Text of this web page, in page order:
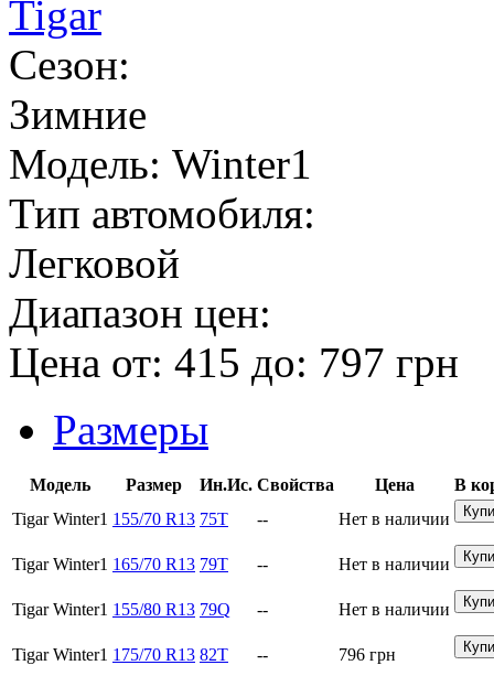
Tigar
Сезон:
Зимние
Модель: Winter1
Тип автомобиля:
Легковой
Диапазон цен:
Цена от: 415 до: 797 грн
Размеры
Модель Размер Ин.Ис. Свойства Цена
В
Tigar Winter1 155/70 R13 75T -- Нет в наличии
Tigar Winter1 165/70 R13 79T -- Нет в наличии
Tigar Winter1 155/80 R13 79Q -- Нет в наличии
Tigar Winter1 175/70 R13 82T -- 796 грн